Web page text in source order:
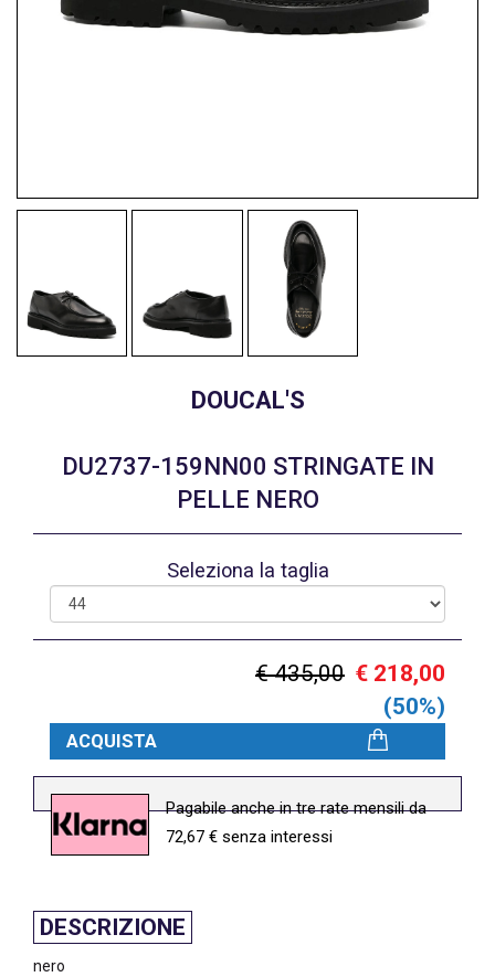
DOUCAL'S
DU2737-159NN00 STRINGATE IN
PELLE NERO
Seleziona la taglia
€ 435,00 € 218,00
(50%)
ACQUISTA
Pagabile anche in tre rate mensili da
72,67 € senza interessi
DESCRIZIONE
nero